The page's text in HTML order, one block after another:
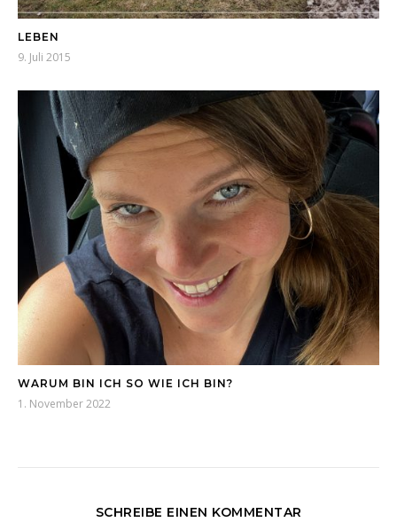
LEBEN
9. Juli 2015
WARUM BIN ICH SO WIE ICH BIN?
1. November 2022
SCHREIBE EINEN KOMMENTAR